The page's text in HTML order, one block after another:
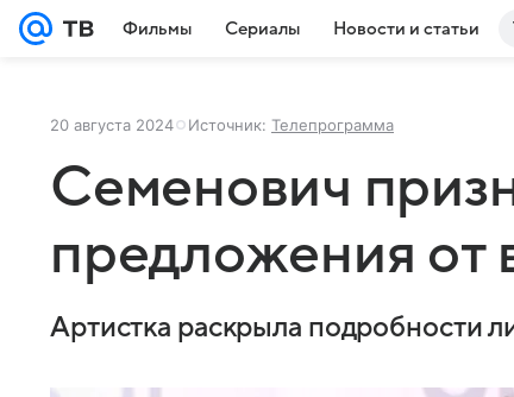
Фильмы Сериалы Новости и статьи
20 августа 2024 Источник: Телепрограмма
Семенович
предложения от
Артистка раскрыла подробности